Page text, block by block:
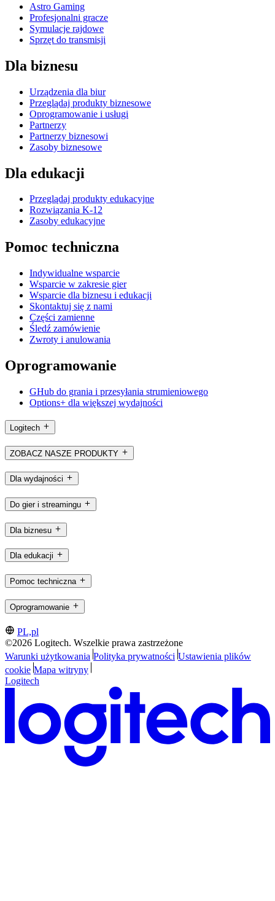
Astro Gaming
Profesjonalni gracze
Symulacje rajdowe
Sprzęt do transmisji
Dla biznesu
Urządzenia dla biur
Przeglądaj produkty biznesowe
Oprogramowanie i usługi
Partnerzy
Partnerzy biznesowi
Zasoby biznesowe
Dla edukacji
Przeglądaj produkty edukacyjne
Rozwiązania K-12
Zasoby edukacyjne
Pomoc techniczna
Indywidualne wsparcie
Wsparcie w zakresie gier
Wsparcie dla biznesu i edukacji
Skontaktuj się z nami
Części zamienne
Śledź zamówienie
Zwroty i anulowania
Oprogramowanie
GHub do grania i przesyłania strumieniowego
Options+ dla większej wydajności
Logitech
ZOBACZ NASZE PRODUKTY
Dla wydajności
Do gier i streamingu
Dla biznesu
Dla edukacji
Pomoc techniczna
Oprogramowanie
PL,pl
©2026 Logitech. Wszelkie prawa zastrzeżone
Warunki użytkowania Polityka prywatności Ustawienia plików
cookie Mapa witryny
Logitech